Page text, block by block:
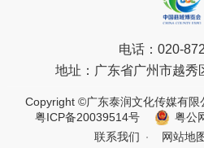
电话： 020-
地址： 广东省广州市越秀
Copyright ©广东泰润文化传媒有限
粤ICP备20039514号
粤公
联系我们
网站地